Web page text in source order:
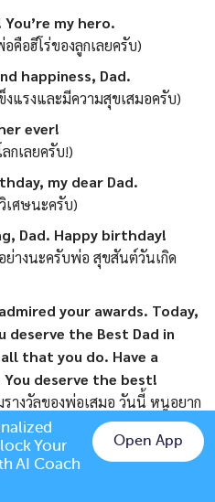
my hero.
อฮีโร่ของลูกเลยครับ)
happiness, Dad.
รงและมีความสุขเสมอครับ)
ever!
เลยครับ!)
my dear Dad.
ศษนะครับ)
Dad. Happy birthday!
างนะครับพ่อ สุขสันต์วันเกิด
your awards. Today,
deserve the Best Dad in
that you do. Have a
deserve the best!
างวัลของพ่อเสมอ วันนี้ หนูอยาก
วัล “พ่อที่ดีที่สุดในโลก” สำหรับ
นเกิดพ่อ พ่อสมควรได้รับสิ่งที่ดี
Chat on LINE
Your
AI Coach
Open App